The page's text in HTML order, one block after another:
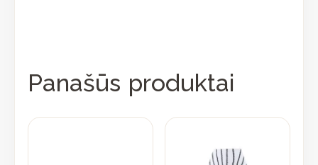
Panašūs produktai